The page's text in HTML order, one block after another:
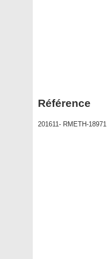
Référence
201611- RMETH-18971